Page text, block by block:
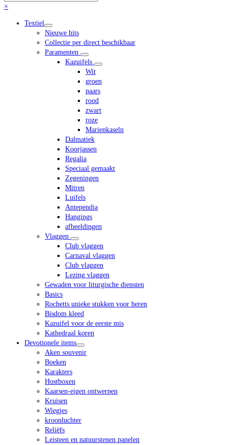
naar
Verzenden
×
menu
Textiel
Nieuwe hits
Collectie per direct beschikbaar
Paramenten
Kazuifels
Wit
groen
paars
rood
zwart
roze
Marienkaseln
Dalmatiek
Koorjassen
Regalia
Speciaal gemaakt
Zegeningen
Mitren
Luifels
Antependia
Hangings
afbeeldingen
Vlaggen
Club vlaggen
Carnaval vlaggen
Club vlaggen
Lezing vlaggen
Gewaden voor liturgische diensten
Basics
Rochetts unieke stukken voor heren
Bisdom kleed
Kazuifel voor de eerste mis
Kathedraal koren
Devotionele items
Aken souvenir
Boeken
Karakters
Hostboxen
Kaarsen-eigen ontwerpen
Kruisen
Wiegjes
kroonluchter
Reliëfs
Leisteen en natuurstenen panelen